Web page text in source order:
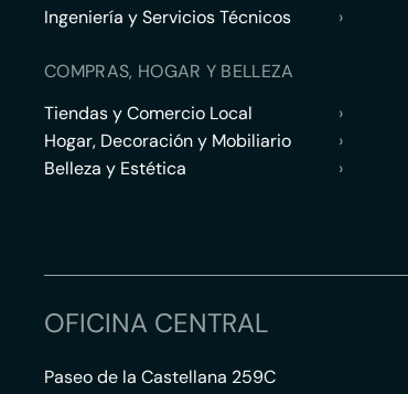
Ingeniería y Servicios Técnicos
›
COMPRAS, HOGAR Y BELLEZA
Tiendas y Comercio Local
›
Hogar, Decoración y Mobiliario
›
Belleza y Estética
›
OFICINA CENTRAL
Paseo de la Castellana 259C